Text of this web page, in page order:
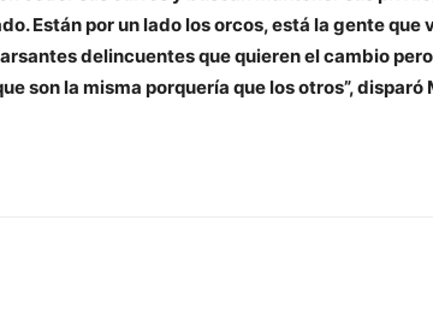
Están por un lado los orcos, está la gente
delincuentes que quieren el cambio
son la misma porquería que los otros”, disparó